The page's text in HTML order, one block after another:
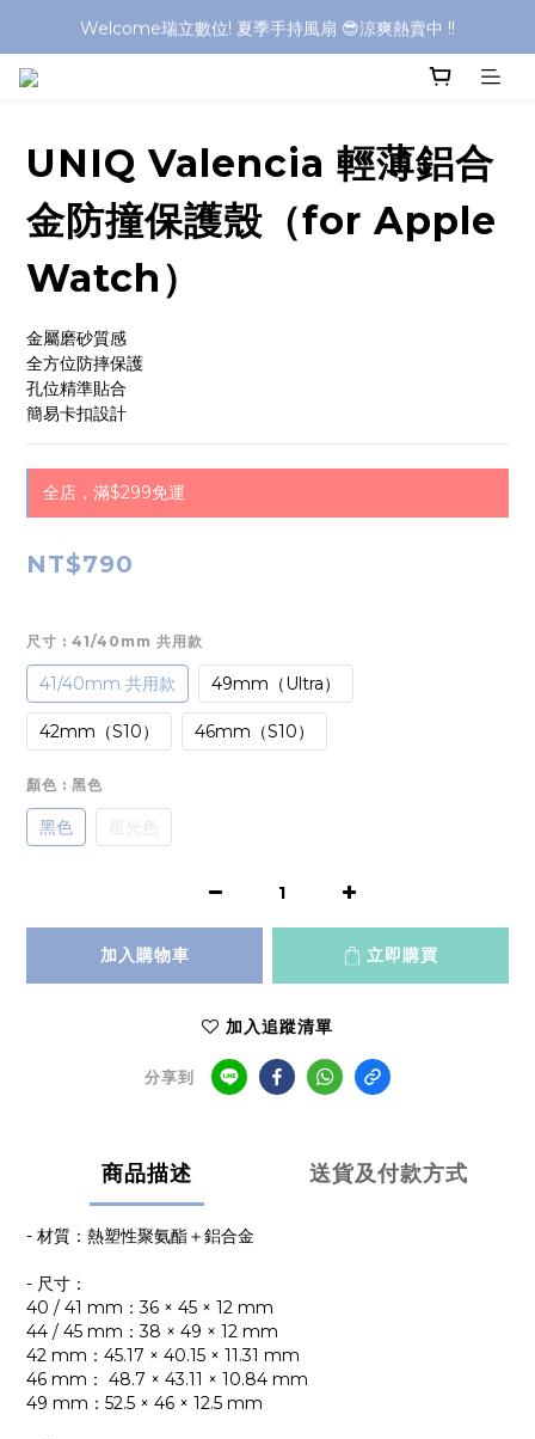
Welcome瑞立數位! 夏季手持風扇 😎涼爽熱賣中 !!
Welcome瑞立數位! 夏季手持風扇 😎涼爽熱賣中 !!
Welcome瑞立數位! 夏季手持風扇 😎涼爽熱賣中 !!
UNIQ Valencia 輕薄鋁合
金防撞保護殼（for Apple
Watch）
金屬磨砂質感
全方位防摔保護
孔位精準貼合
簡易卡扣設計
全店，滿$299免運
NT$790
尺寸 : 41/40mm 共用款
41/40mm 共用款 49mm（Ultra）
42mm（S10） 46mm（S10）
顏色 : 黑色
黑色 星光色
加入購物車 立即購買
加入追蹤清單
分享到
商品描述 送貨及付款方式
- 材質：熱塑性聚氨酯＋鋁合金
- 尺寸：
40 / 41 mm：36 × 45 × 12 mm
44 / 45 mm：38 × 49 × 12 mm
42 mm：45.17 × 40.15 × 11.31 mm
46 mm： 48.7 × 43.11 × 10.84 mm
49 mm：52.5 × 46 × 12.5 mm